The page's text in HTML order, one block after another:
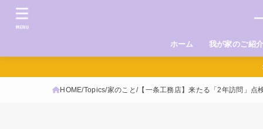
ホーム 我が家のご紹介
MENU
HOME Topics 家のこと 【一条工務店】来たる「2年訪問」点